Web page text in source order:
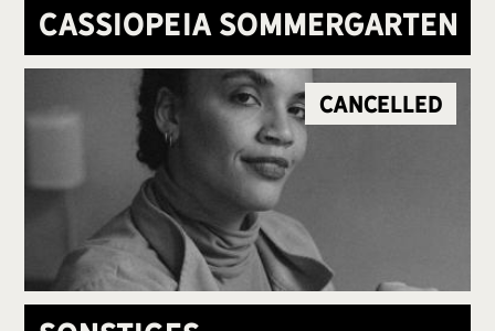
Cassiopeia Sommergarten
Cancelled